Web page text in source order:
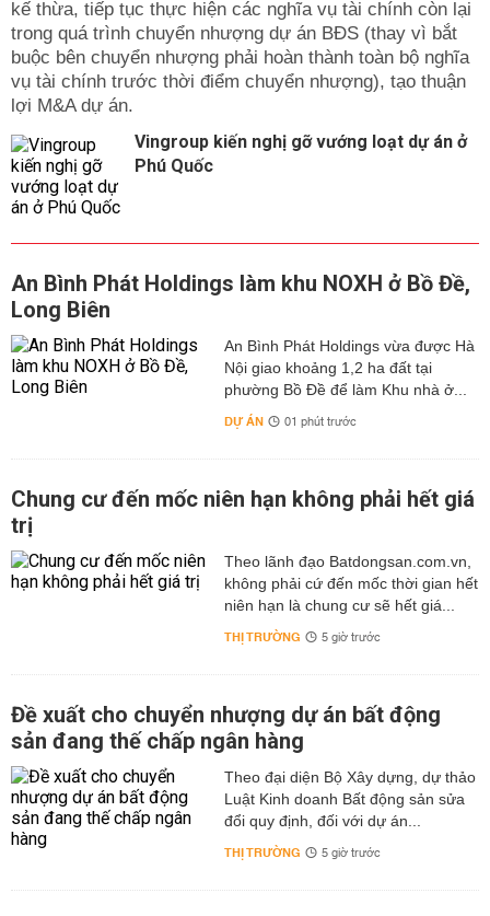
nâng cao được năng suất, chất lượng và giá trị của sản
phẩm. Bên cạnh đó, còn có thể truy xuất được nguồn
gốc xuất xứ của vật nuôi và nâng cao sức cạnh cho cho
các sản phẩm chăn nuôi.
mặc dù chưa xác định được giá cả sẽ tăng giảm mạnh
đến đâu, thế nhưng để ổn định được cuộc sống của
người dân nói chung và người chăn nuôi nói riêng thì các
cơ quan chức năng vẫn cần phải bám sát và theo dõi
tình hình diễn biến của giá cả, tình trạng cung cầu của
thịt heo ở trên thị trường.
Trong đó, các cơ quan chức năng cần tập trung vào
những biện pháp để có thể đảm bảo được sự cân đối
giữa cung và cầu, nguồn cung của thịt heo cũng như
mức bình ổn giá của thức ăn chăn nuôi để góp phần giúp
người chăn nuôi có thể yên tâm tái đàn và sản xuất.
Dự báo giá heo hơi ngày mai
toàn dịch bệnh
Để công cuộc chăn nuôi lợn đạt được hiệu quả và phát
triển bền vững thì công tác phòng và chống dịch bệnh
trên đàn lợn đóng một vai trò vô cùng quan trọng. Trong
Luật thú y cũng đã quy định rất rõ ràng về việc xây dựng,
bệnh (Chi tiết được đề cập rõ ràng ở trong Thông tư 14
ngày 2/6/2016 của Bộ NN&PTNT).
Vùng an toàn dịch bệnh động vật trên cạn là huyện,
quận, thị xã, thành phố thuộc tỉnh (cấp quận huyện); tỉnh,
thành phố trực thuộc trung ương được xác định không
xảy ra những ca bệnh đăng ký an toàn dịch bệnh trong
một khoảng thời gian quy định cho từng loại bệnh, từng
loài động vật và hoạt động thú y trong vùng đó bảo đảm
kiểm soát được dịch bệnh trên đàn vật nuôi.
Cơ sở an toàn dịch bệnh động vật trên cạn là cơ sở
kế thừa, tiếp tục thực hiện các nghĩa vụ tài chính còn lại
trong quá trình chuyển nhượng dự án BĐS (thay vì bắt
buộc bên chuyển nhượng phải hoàn thành toàn bộ nghĩa
vụ tài chính trước thời điểm chuyển nhượng), tạo thuận
lợi M&A dự án.
Vingroup kiến nghị gỡ vướng loạt dự án ở
Phú Quốc
An Bình Phát Holdings làm khu NOXH ở Bồ Đề,
Long Biên
An Bình Phát Holdings vừa được Hà
Nội giao khoảng 1,2 ha đất tại
phường Bồ Đề để làm Khu nhà ở...
DỰ ÁN 01 phút trước
Chung cư đến mốc niên hạn không phải hết giá
trị
Theo lãnh đạo Batdongsan.com.vn,
không phải cứ đến mốc thời gian hết
niên hạn là chung cư sẽ hết giá...
THỊ TRƯỜNG 5 giờ trước
Đề xuất cho chuyển nhượng dự án bất động
sản đang thế chấp ngân hàng
Theo đại diện Bộ Xây dựng, dự thảo
Luật Kinh doanh Bất động sản sửa
đổi quy định, đối với dự án...
THỊ TRƯỜNG 5 giờ trước